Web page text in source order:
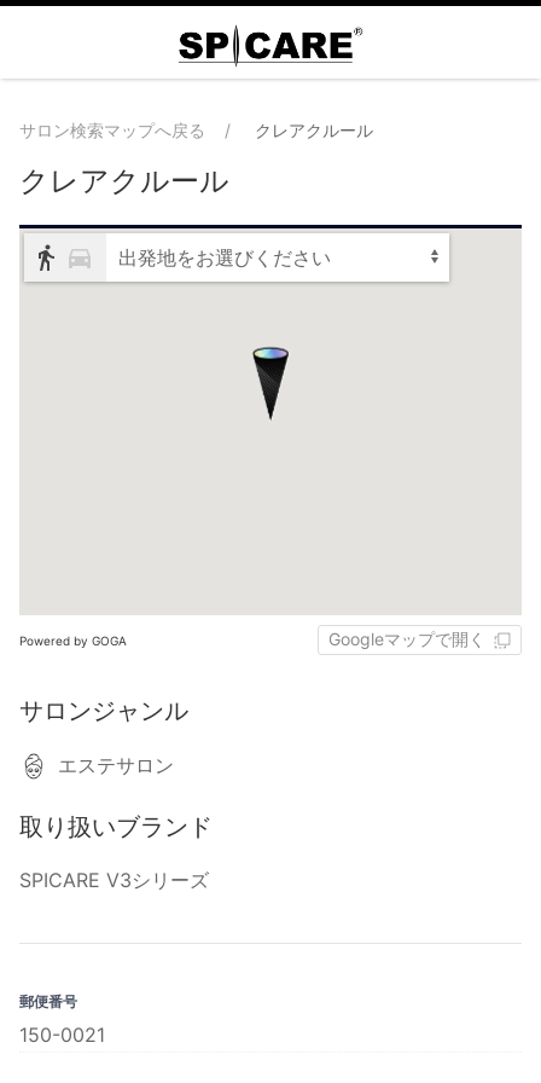
サロン検索マップへ戻る クレアクルール
クレアクルール
出発地をお選びください
Powered by GOGA Googleマップで開く
サロンジャンル
エステサロン
取り扱いブランド
SPICARE V3シリーズ
郵便番号
150-0021